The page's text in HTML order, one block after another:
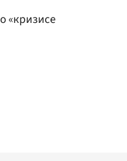
о «кризисе